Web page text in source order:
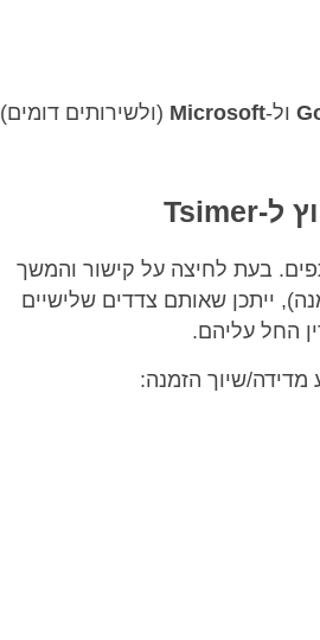
ול-Microsoft (ולשירותים דומים)
בעת לחיצה על קישור והמשך
ייתכן שאותם צדדים שלישיים
החל עליהם.
שיוך הזמנה: